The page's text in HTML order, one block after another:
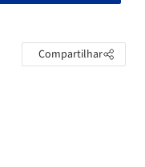
Compartilhar